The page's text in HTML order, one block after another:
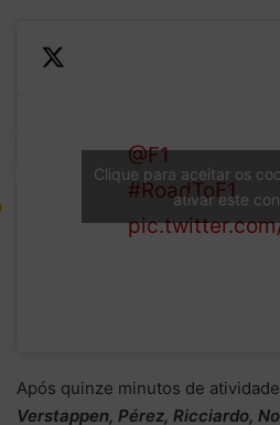
@F1FP1
#RoadToF1
Clique para aceitar os
ativar este
Após quinze minutos de
Verstappen, Pérez, Ricciardo,